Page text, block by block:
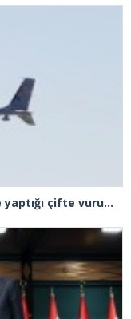
AKINCI TİHA, TOLUN P mühimmatı ile yaptığı çifte vuruşta hedefi tam isabetle vurdu